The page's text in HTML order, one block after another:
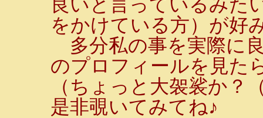
良いと言っているみた
をかけている方）が好
多分私の事を実際に
のプロフィールを見た
（ちょっと大袈裟か？
是非覗いてみてね♪